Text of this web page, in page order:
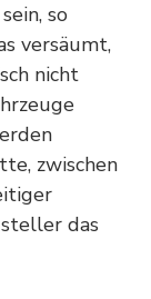
so
versäumt,
nicht
zwischen
das